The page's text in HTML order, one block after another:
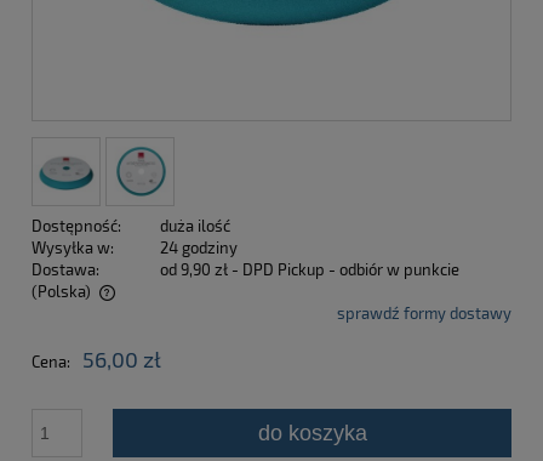
Dostępność:
duża ilość
Wysyłka w:
24 godziny
Dostawa:
od 9,90 zł - DPD Pickup - odbiór w punkcie
(Polska)
Cena nie zawiera ewentualnych kosztów płatnościsprawdź formy dostawy
Cena: 56,00 zł
do koszyka